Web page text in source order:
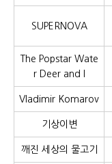
SUPERNOVA
The Popstar Wate
r Deer and I
Vladimir Komarov
기상이변
깨진 세상의 물고기